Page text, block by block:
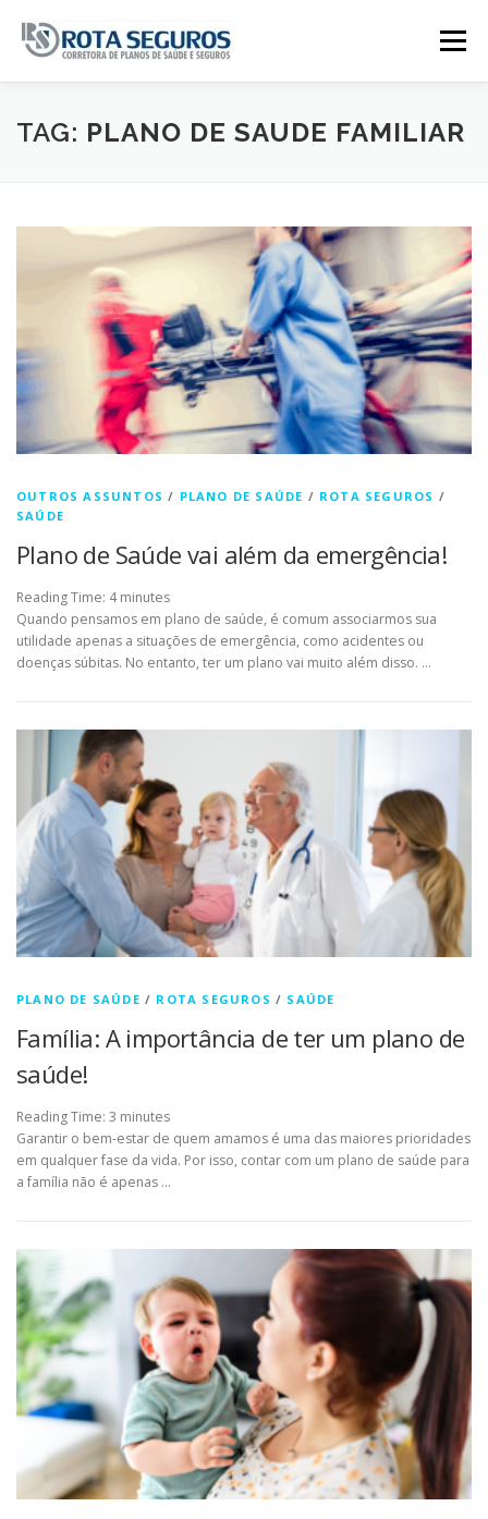
Menu
Página Principal Planos
TAG: PLANO DE SAUDE FAMILIAR
OUTROS ASSUNTOS / PLANO DE SAÚDE / ROTA SEGUROS /
SAÚDE
Plano de Saúde vai além da emergência!
Reading Time: 4 minutes
Quando pensamos em plano de saúde, é comum associarmos sua
utilidade apenas a situações de emergência, como acidentes ou
doenças súbitas. No entanto, ter um plano vai muito além disso. …
PLANO DE SAÚDE / ROTA SEGUROS / SAÚDE
Família: A importância de ter um plano de
saúde!
Reading Time: 3 minutes
Garantir o bem-estar de quem amamos é uma das maiores prioridades
em qualquer fase da vida. Por isso, contar com um plano de saúde para
a família não é apenas …